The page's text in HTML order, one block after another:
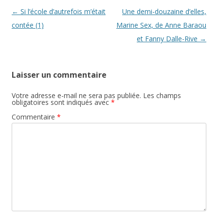
Navigation
des
← Si l’école d’autrefois m’était
contée (1)
Une demi-douzaine d’elles,
Marine Sex, de Anne Baraou
et Fanny Dalle-Rive →
Laisser un commentaire
Votre adresse e-mail ne sera pas publiée. Les champs
obligatoires sont indiqués avec *
Commentaire *